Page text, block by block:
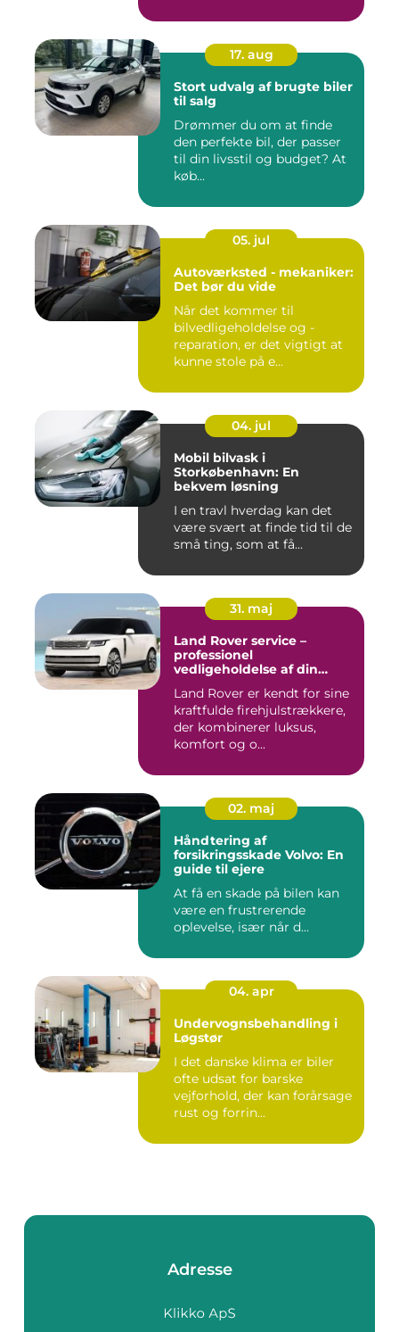
17. aug
Stort udvalg af brugte biler
til salg
Drømmer du om at finde
den perfekte bil, der passer
til din livsstil og budget? At
køb...
05. jul
Autoværksted - mekaniker:
Det bør du vide
Når det kommer til
bilvedligeholdelse og -
reparation, er det vigtigt at
kunne stole på e...
04. jul
Mobil bilvask i
Storkøbenhavn: En
bekvem løsning
I en travl hverdag kan det
være svært at finde tid til de
små ting, som at få...
31. maj
Land Rover service –
professionel
vedligeholdelse af din
Land Rover er kendt for sine
kraftfulde firehjulstrækkere,
der kombinerer luksus,
komfort og o...
02. maj
Håndtering af
forsikringsskade Volvo: En
guide til ejere
At få en skade på bilen kan
være en frustrerende
oplevelse, især når d...
04. apr
Undervognsbehandling i
Løgstør
I det danske klima er biler
ofte udsat for barske
vejforhold, der kan forårsage
rust og forrin...
Adresse